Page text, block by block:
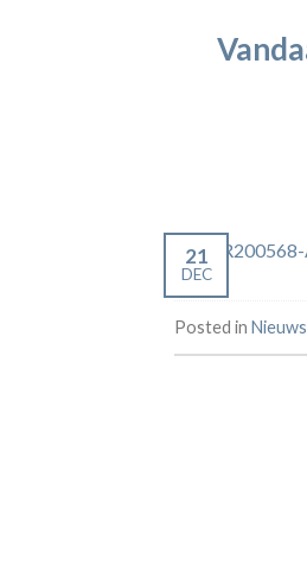
21
DEC
Posted in Nieuws